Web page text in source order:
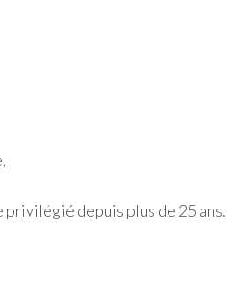
depuis plus de 25 ans.